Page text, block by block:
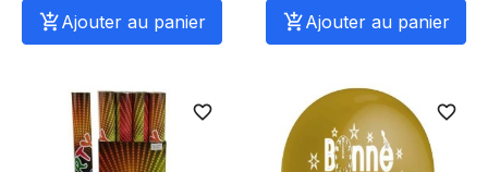
Ajouter au panier
Ajouter au panier
favorite_border favorite_border